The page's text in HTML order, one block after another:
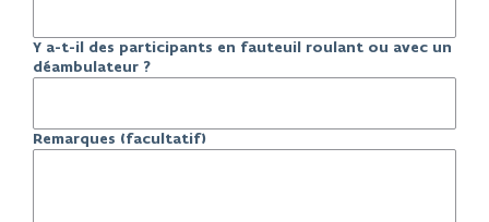
Y a-t-il des participants en fauteuil roulant ou avec un
déambulateur ?
Remarques (facultatif)